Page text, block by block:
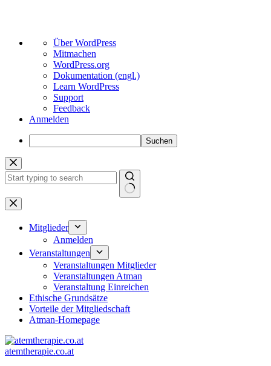
Über
WordPress
Über WordPress
Mitmachen
WordPress.org
Dokumentation (engl.)
Learn WordPress
Support
Feedback
Anmelden
Suchen
Zum
Inhalt
springen
Keine
Ergebnisse
Mitglieder
Anmelden
Veranstaltungen
Veranstaltungen Mitglieder
Veranstaltungen Atman
Veranstaltung Einreichen
Ethische Grundsätze
Vorteile der Mitgliedschaft
Atman-Homepage
atemtherapie.co.at